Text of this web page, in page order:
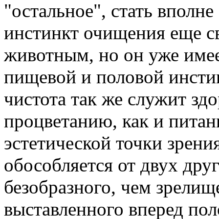
"остальное", стать
инстинкт очищения еще
животным, но он уже
пищевой и половой
чистота так же служит
процветанию, как и
эстетической точки
обособляется от двух
безобразного, чем
выставленного вперед